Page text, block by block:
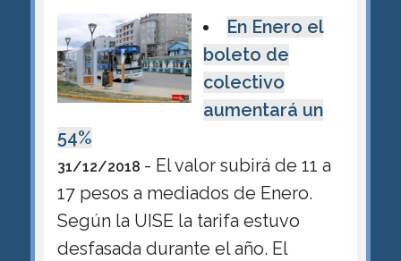
En Enero el
boleto de
colectivo
aumentará un
54%
31/12/2018 - El valor subirá de 11 a
17 pesos a mediados de Enero.
Según la UISE la tarifa estuvo
desfasada durante el año. El